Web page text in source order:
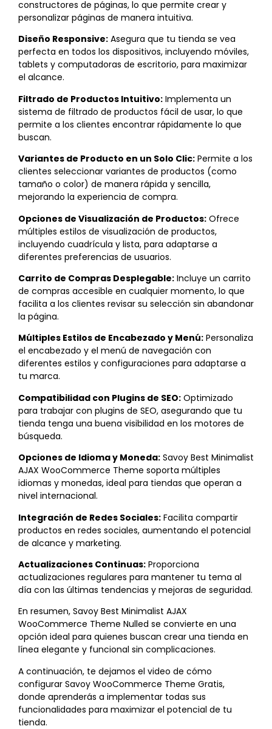
constructores de páginas, lo que permite crear y
personalizar páginas de manera intuitiva.
Diseño Responsive: Asegura que tu tienda se vea
perfecta en todos los dispositivos, incluyendo móviles,
tablets y computadoras de escritorio, para maximizar
el alcance.
Filtrado de Productos Intuitivo: Implementa un
sistema de filtrado de productos fácil de usar, lo que
permite a los clientes encontrar rápidamente lo que
buscan.
Variantes de Producto en un Solo Clic: Permite a los
clientes seleccionar variantes de productos (como
tamaño o color) de manera rápida y sencilla,
mejorando la experiencia de compra.
Opciones de Visualización de Productos: Ofrece
múltiples estilos de visualización de productos,
incluyendo cuadrícula y lista, para adaptarse a
diferentes preferencias de usuarios.
Carrito de Compras Desplegable: Incluye un carrito
de compras accesible en cualquier momento, lo que
facilita a los clientes revisar su selección sin abandonar
la página.
Múltiples Estilos de Encabezado y Menú: Personaliza
el encabezado y el menú de navegación con
diferentes estilos y configuraciones para adaptarse a
tu marca.
Compatibilidad con Plugins de SEO: Optimizado
para trabajar con plugins de SEO, asegurando que tu
tienda tenga una buena visibilidad en los motores de
búsqueda.
Opciones de Idioma y Moneda: Savoy Best Minimalist
AJAX WooCommerce Theme soporta múltiples
idiomas y monedas, ideal para tiendas que operan a
nivel internacional.
Integración de Redes Sociales: Facilita compartir
productos en redes sociales, aumentando el potencial
de alcance y marketing.
Actualizaciones Continuas: Proporciona
actualizaciones regulares para mantener tu tema al
día con las últimas tendencias y mejoras de seguridad.
En resumen, Savoy Best Minimalist AJAX
WooCommerce Theme Nulled se convierte en una
opción ideal para quienes buscan crear una tienda en
línea elegante y funcional sin complicaciones.
A continuación, te dejamos el video de cómo
configurar Savoy WooCommerce Theme Gratis,
donde aprenderás a implementar todas sus
funcionalidades para maximizar el potencial de tu
tienda.